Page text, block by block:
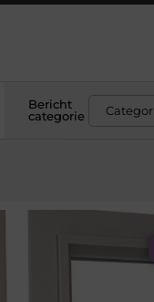
Bericht
categorie